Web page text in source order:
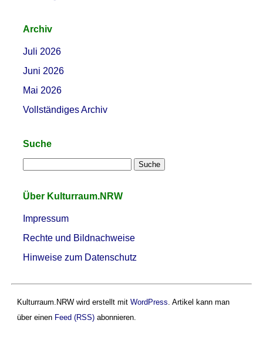
Archiv
Juli 2026
Juni 2026
Mai 2026
Vollständiges Archiv
Suche
Über Kulturraum.NRW
Impressum
Rechte und Bildnachweise
Hinweise zum Datenschutz
Kulturraum.NRW wird erstellt mit WordPress. Artikel kann man
über einen Feed (RSS)abonnieren.